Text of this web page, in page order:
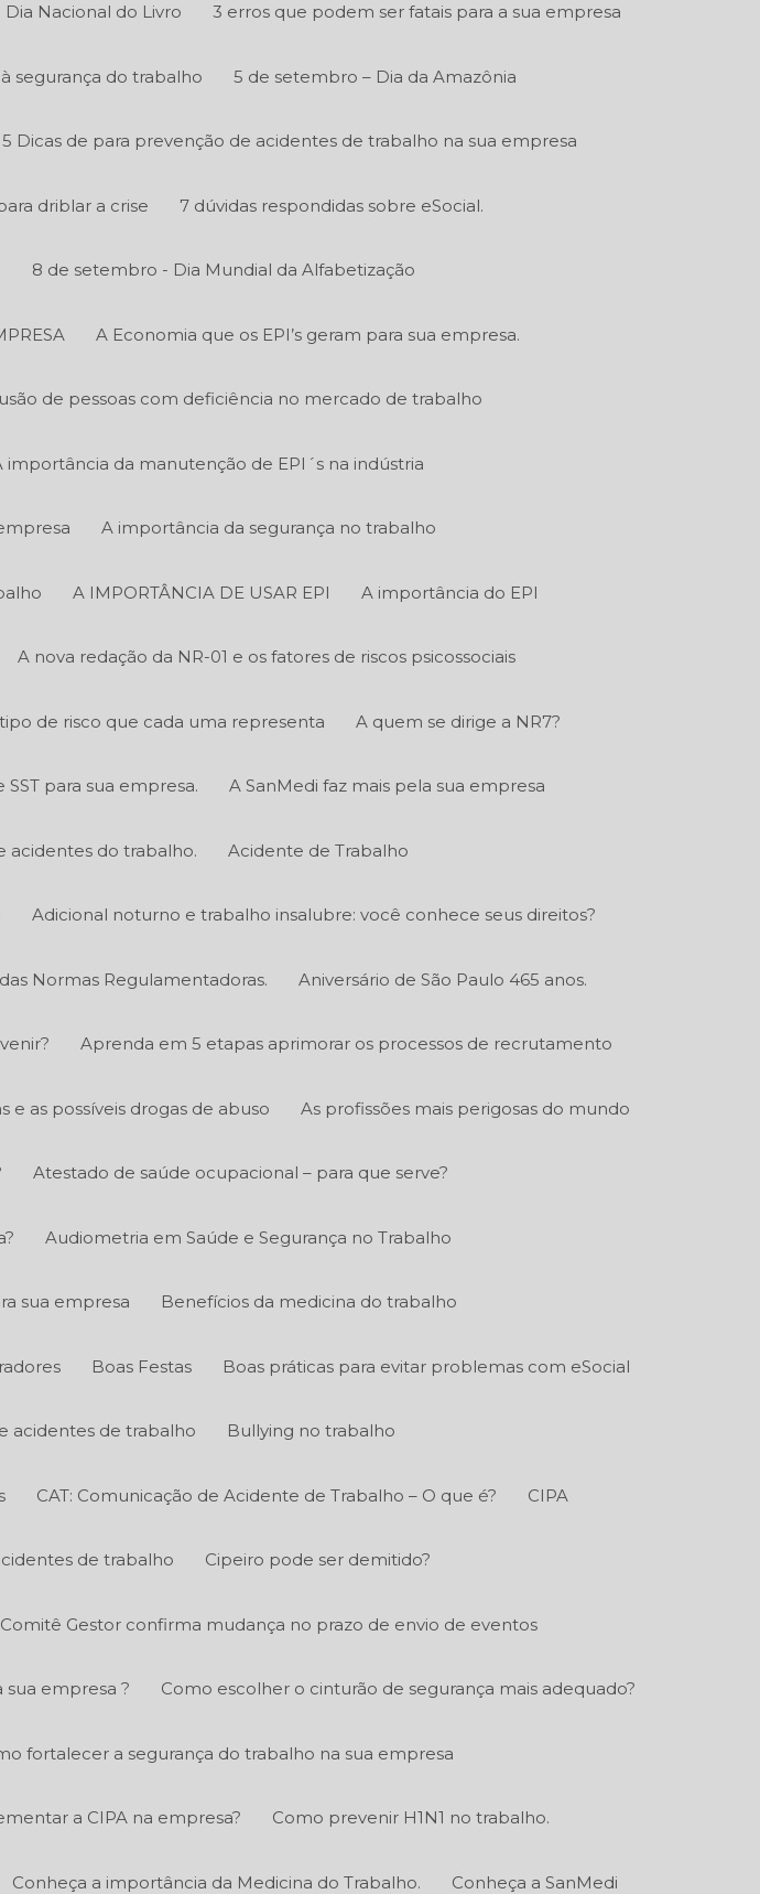
Nacional do Livro 3 erros que podem ser fatais para a sua empresa
segurança do trabalho 5 de setembro – Dia da Amazônia
5 Dicas de para prevenção de acidentes de trabalho na sua empresa
driblar a crise 7 dúvidas respondidas sobre eSocial.
8 de setembro - Dia Mundial da Alfabetização
A Economia que os EPI’s geram para sua empresa.
de pessoas com deficiência no mercado de trabalho
importância da manutenção de EPI´s na indústria
A importância da segurança no trabalho
A IMPORTÂNCIA DE USAR EPI A importância do EPI
A nova redação da NR-01 e os fatores de riscos psicossociais
de risco que cada uma representa A quem se dirige a NR7?
para sua empresa. A SanMedi faz mais pela sua empresa
acidentes do trabalho. Acidente de Trabalho
Adicional noturno e trabalho insalubre: você conhece seus direitos?
Normas Regulamentadoras. Aniversário de São Paulo 465 anos.
Aprenda em 5 etapas aprimorar os processos de recrutamento
e as possíveis drogas de abuso As profissões mais perigosas do mundo
Atestado de saúde ocupacional – para que serve?
Audiometria em Saúde e Segurança no Trabalho
sua empresa Benefícios da medicina do trabalho
Boas Festas Boas práticas para evitar problemas com eSocial
acidentes de trabalho Bullying no trabalho
CAT: Comunicação de Acidente de Trabalho – O que é? CIPA
de trabalho Cipeiro pode ser demitido?
Comitê Gestor confirma mudança no prazo de envio de eventos
sua empresa ? Como escolher o cinturão de segurança mais adequado?
fortalecer a segurança do trabalho na sua empresa
a CIPA na empresa? Como prevenir H1N1 no trabalho.
Conheça a importância da Medicina do Trabalho. Conheça a SanMedi